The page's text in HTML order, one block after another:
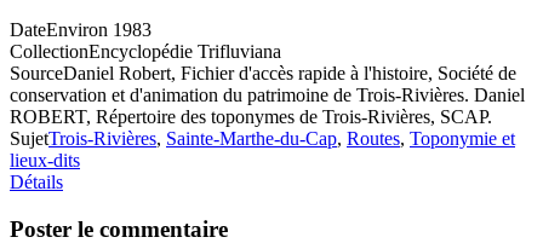
DateEnviron 1983
CollectionEncyclopédie Trifluviana
SourceDaniel Robert, Fichier d'accès rapide à l'histoire, Société de
conservation et d'animation du patrimoine de Trois-Rivières. Daniel
ROBERT, Répertoire des toponymes de Trois-Rivières, SCAP.
SujetTrois-Rivières, Sainte-Marthe-du-Cap, Routes, Toponymie et
lieux-dits
Détails
Poster le commentaire